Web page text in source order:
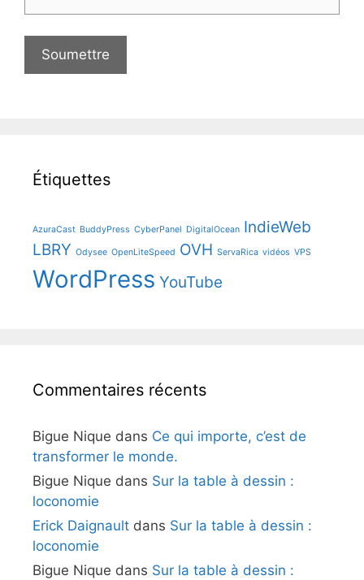
Étiquettes
AzuraCast BuddyPress CyberPanel DigitalOcean IndieWeb
LBRY Odysee OpenLiteSpeed OVH ServaRica vidéos VPS
WordPress YouTube
Commentaires récents
Bigue Nique dans Ce qui importe, c’est de
transformer le monde.
Bigue Nique dans Sur la table à dessin :
loconomie
Erick Daignault dans Sur la table à dessin :
loconomie
Bigue Nique dans Sur la table à dessin :